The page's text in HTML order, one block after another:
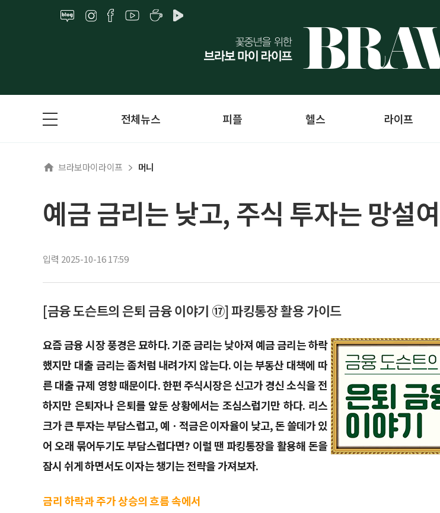
전체뉴스 피플 헬스 라이프
브라보마이라이프 머니
예금 금리는 낮고, 주식 투자는 망설
입력 2025-10-16 17:59
[금융 도슨트의 은퇴 금융 이야기 ⑰] 파킹통장 활용 가이드
요즘 금융 시장 풍경은 묘하다. 기준 금리는 낮아져 예금 금리는 하락
했지만 대출 금리는 좀처럼 내려가지 않는다. 이는 부동산 대책에 따
른 대출 규제 영향 때문이다. 한편 주식시장은 신고가 경신 소식을 전
하지만 은퇴자나 은퇴를 앞둔 상황에서는 조심스럽기만 하다. 리스
크가 큰 투자는 부담스럽고, 예ㆍ적금은 이자율이 낮고, 돈 쓸데가 있
어 오래 묶어두기도 부담스럽다면? 이럴 땐 파킹통장을 활용해 돈을
잠시 쉬게 하면서도 이자는 챙기는 전략을 가져보자.
금리 하락과 주가 상승의 흐름 속에서